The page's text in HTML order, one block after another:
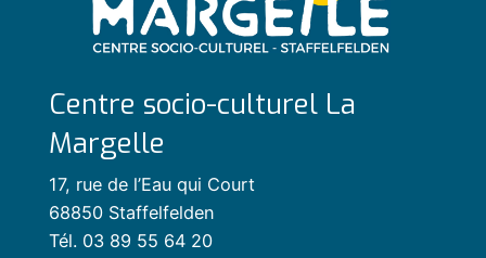
Centre socio-culturel La
Margelle
17, rue de l’Eau qui Court
68850 Staffelfelden
Tél. 03 89 55 64 20